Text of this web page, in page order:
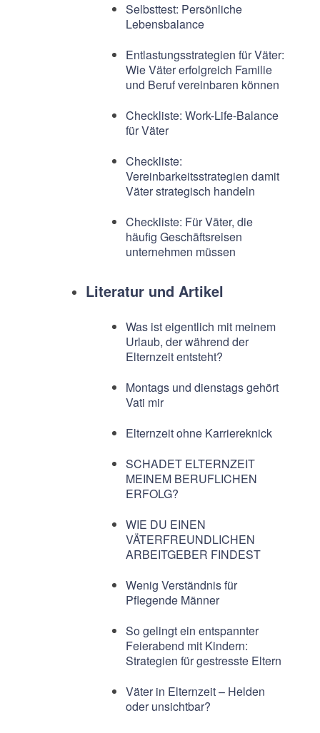
Selbsttest: Persönliche
Lebensbalance
Entlastungsstrategien für Väter:
Wie Väter erfolgreich Familie
und Beruf vereinbaren können
Checkliste: Work-Life-Balance
für Väter
Checkliste:
Vereinbarkeitsstrategien damit
Väter strategisch handeln
Checkliste: Für Väter, die
häufig Geschäftsreisen
unternehmen müssen
Literatur und Artikel
Was ist eigentlich mit meinem
Urlaub, der während der
Elternzeit entsteht?
Montags und dienstags gehört
Vati mir
Elternzeit ohne Karriereknick
SCHADET ELTERNZEIT
MEINEM BERUFLICHEN
ERFOLG?
WIE DU EINEN
VÄTERFREUNDLICHEN
ARBEITGEBER FINDEST
Wenig Verständnis für
Pflegende Männer
So gelingt ein entspannter
Feierabend mit Kindern:
Strategien für gestresste Eltern
Väter in Elternzeit – Helden
oder unsichtbar?